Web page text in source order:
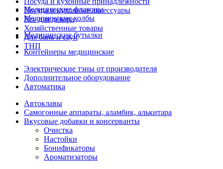
Посуда и кухонные аксессуары
Все для декора
Хозяйственные товары
Для бань и саун
ТНП
Медицинские флаконы
Медицинские колбы
Медицинские бутылки
Контейнеры медицинские
Электрические тэны от производителя
Дополнительное оборудование
Автоматика
Автоклавы
Самогонные аппараты, аламбик, алькитара
Вкусовые добавки и консерванты
Очистка
Настойки
Бонификаторы
Ароматизаторы